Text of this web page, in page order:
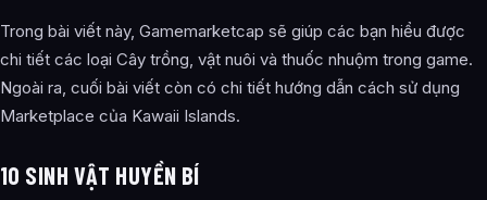
Trong bài viết này, Gamemarketcap sẽ giúp các bạn hiểu được
chi tiết các loại Cây trồng, vật nuôi và thuốc nhuộm trong game.
Ngoài ra, cuối bài viết còn có chi tiết hướng dẫn cách sử dụng
Marketplace của Kawaii Islands.
10 SINH VẬT HUYỀN BÍ